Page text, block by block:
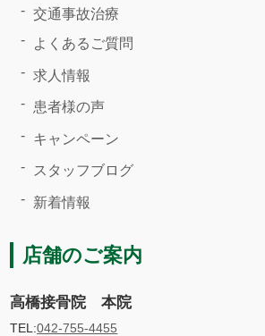
交通事故治療
よくあるご質問
求人情報
患者様の声
キャンペーン
スタッフブログ
新着情報
店舗のご案内
高橋接骨院 本院
TEL:042-755-4455